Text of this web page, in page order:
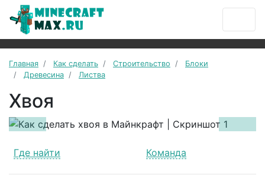
Главная Как сделать Строительство
Блоки
Древесина
Листва
Хвоя
Previous
Next
Где найти
Команда